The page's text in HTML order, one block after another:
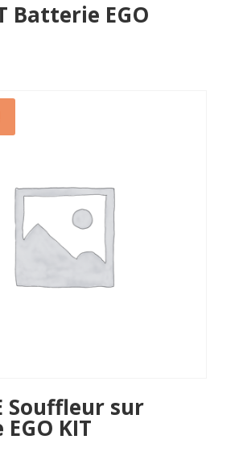
Batterie EGO
Souffleur sur
KIT